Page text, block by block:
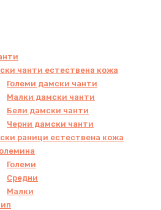
чанти естествена кожа
Големи дамски чанти
Малки дамски чанти
Бели дамски чанти
Черни дамски чанти
раници естествена кожа
Големи
Средни
Малки